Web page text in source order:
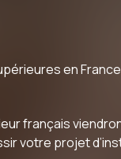
en
français
votre projet